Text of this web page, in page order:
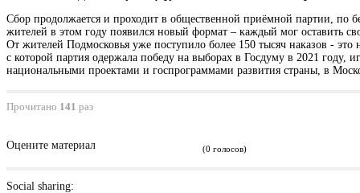
Сбор продолжается и проходит в общественной приёмной партии, по
жителей в этом году появился новый формат – каждый мог оставить
От жителей Подмосковья уже поступило более 150 тысяч наказов -
с которой партия одержала победу на выборах в Госдуму в 2021
национальными проектами и госпрограммами развития страны, в
Прочитано 141 раз
Оцените материал (0 голосов)
Social sharing: